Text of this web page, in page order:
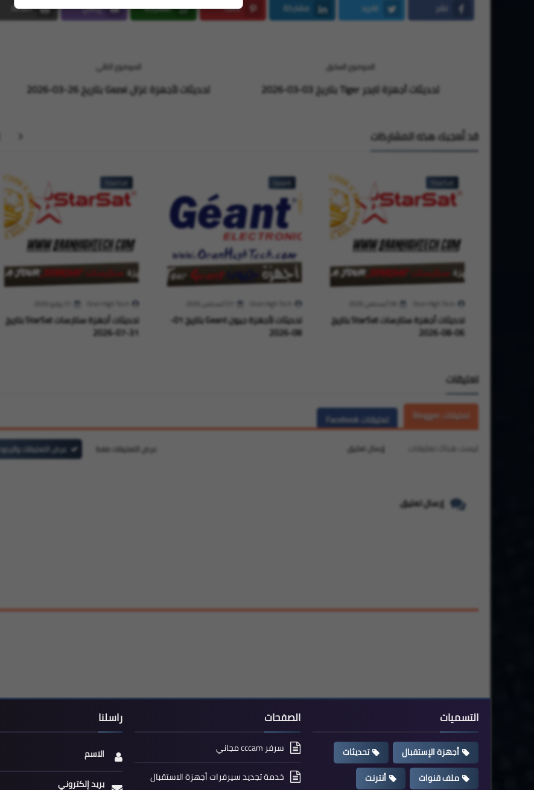
نشر
Facebook
تغريد
Twitter
مشاركة
LinkedIn
حفظ
Pinterest
مشاركة
Whatsapp
إرسال
Email
طباعة
Print
الموضوع التالي
تحديثات لأجهزة غزال Gazal بتاريخ 26-03-2026
الموضوع السابق
تحديثات أجهزة تايجر Tiger بتاريخ 03-03-2026
قد تُعجبك هذه المشاركات
StarSat
Oran High Tech
تحديثات أجهزة ستارسات StarSat بتاريخ
06-08-2026
Geant
Oran High Tech
تحديثات لأجهزة جيون Geant بتاريخ 01-
08-2026
StarSat
Oran High Tech
تحديثات أجهزة ستارسات StarSat بتاريخ
31-07-2026
تعليقات
تعليقات Blogger
تعليقات Facebook
ليست هناك تعليقات
إرسال تعليق عرض التعليقات فقط عرض التعليقات والردود
إرسال تعليق
التسميات
أجهزة الإستقبال
تحديثات
ملف قنوات
أنترنت
الصفحات
سرفر cccam مجاني
خدمة تجديد سيرفرات أجهزة الاستقبال
راسلنا
الاسم
بريد إلكتروني